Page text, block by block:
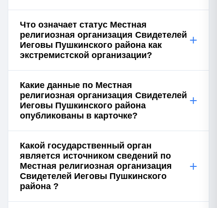
Что означает статус Местная
религиозная организация Свидетелей
Иеговы Пушкинского района как
экстремистской организации?
+
Какие данные по Местная
религиозная организация Свидетелей
Иеговы Пушкинского района
опубликованы в карточке?
+
Какой государственный орган
является источником сведений по
Местная религиозная организация
Свидетелей Иеговы Пушкинского
района ?
+